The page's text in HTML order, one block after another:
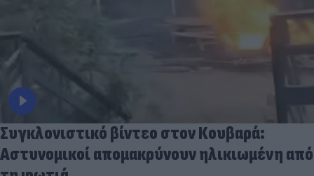
Συγκλονιστικό βίντεο στον Κουβαρά:
Αστυνομικοί απομακρύνουν ηλικιωμένη από